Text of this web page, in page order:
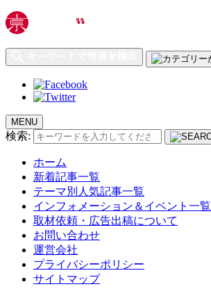
MENU
検索:
ホーム
新着記事一覧
テーマ別人気記事一覧
インフォメーション＆イベント一覧
取材依頼・広告出稿について
お問い合わせ
運営会社
プライバシーポリシー
サイトマップ